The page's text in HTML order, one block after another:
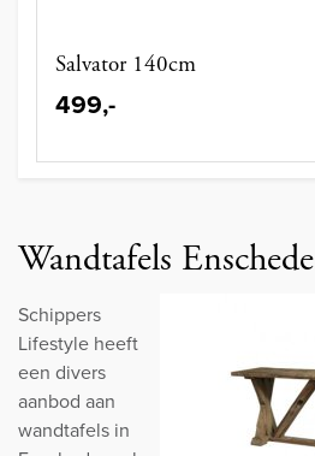
Salvator 140cm
499,-
Wandtafels Enschede
Schippers
Lifestyle heeft
een divers
aanbod aan
wandtafels in